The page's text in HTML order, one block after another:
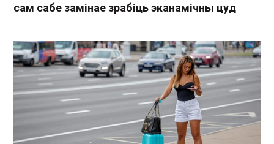
сам сабе замінае зрабіць эканамічны цуд